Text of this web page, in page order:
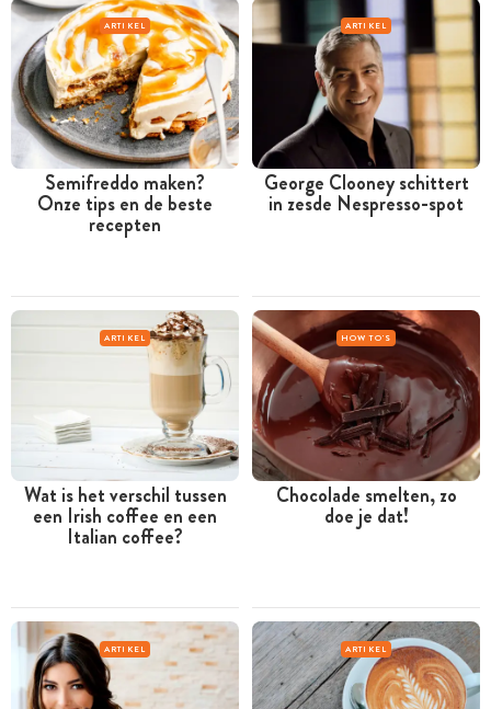
ARTIKEL
Semifreddo maken?
Onze tips en de beste
recepten
ARTIKEL
George Clooney schittert
in zesde Nespresso-spot
ARTIKEL
Wat is het verschil tussen
een Irish coffee en een
Italian coffee?
HOW TO'S
Chocolade smelten, zo
doe je dat!
ARTIKEL ARTIKEL